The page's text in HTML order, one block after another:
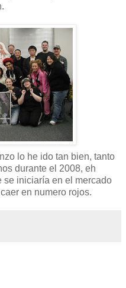
lo he ido tan bien, tanto
durante el 2008, eh
se iniciaría en el mercado
en numero rojos.